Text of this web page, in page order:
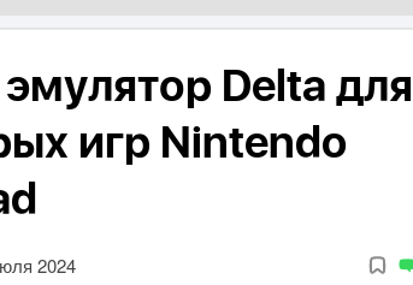
Delta для
игр Nintendo
2024